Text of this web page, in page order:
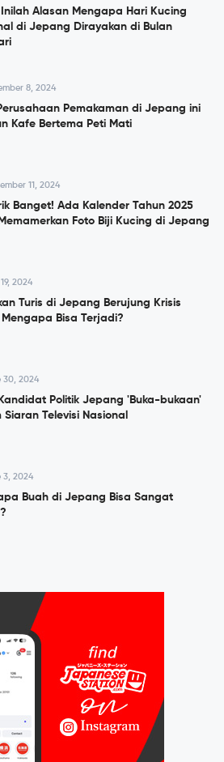
Inilah Alasan Mengapa Hari Kucing
di Jepang Dirayakan di Bulan
8, 2024
Pemakaman di Jepang ini
Kafe Bertema Peti Mati
11, 2024
Banget! Ada Kalender Tahun 2025
Foto Biji Kucing di Jepang
2024
Turis di Jepang Berujung Krisis
Mengapa Bisa Terjadi?
30, 2024
Politik Jepang 'Buka-bukaan'
Televisi Nasional
3, 2024
Buah di Jepang Bisa Sangat